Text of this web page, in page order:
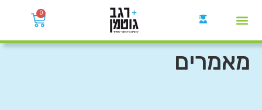
0
מאמרים